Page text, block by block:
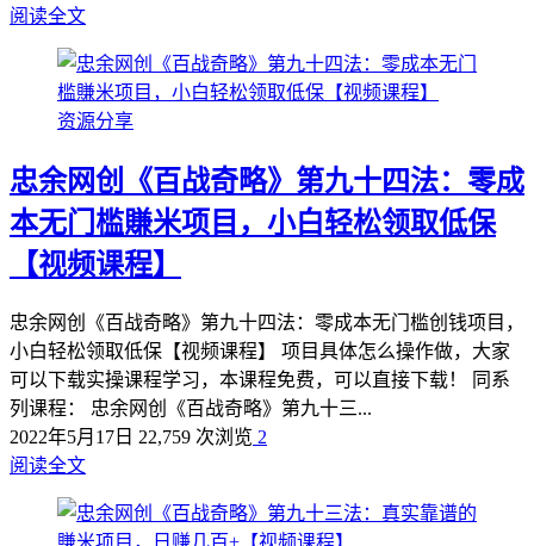
阅读全文
资源分享
忠余网创《百战奇略》第九十四法：零成
本无门槛賺米项目，小白轻松领取低保
【视频课程】
忠余网创《百战奇略》第九十四法：零成本无门槛创钱项目，
小白轻松领取低保【视频课程】 项目具体怎么操作做，大家
可以下载实操课程学习，本课程免费，可以直接下载！ 同系
列课程： 忠余网创《百战奇略》第九十三...
2022年5月17日 22,759 次浏览 2
阅读全文